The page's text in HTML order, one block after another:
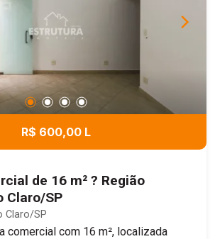
R$ 600,00 L
de 16 m² ? Região
Claro/SP
Claro/SP
comercial com 16 m², localizada